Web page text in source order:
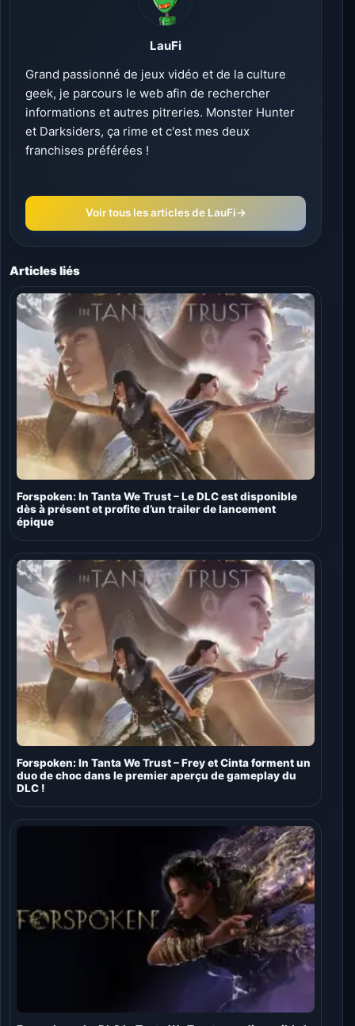
LauFi
Grand passionné de jeux vidéo et de la culture
geek, je parcours le web afin de rechercher
informations et autres pitreries. Monster Hunter
et Darksiders, ça rime et c'est mes deux
franchises préférées !
Voir tous les articles de LauFi→
Articles liés
Forspoken: In Tanta We Trust – Le DLC est disponible
dès à présent et profite d’un trailer de lancement
épique
Forspoken: In Tanta We Trust – Frey et Cinta forment un
duo de choc dans le premier aperçu de gameplay du
DLC !